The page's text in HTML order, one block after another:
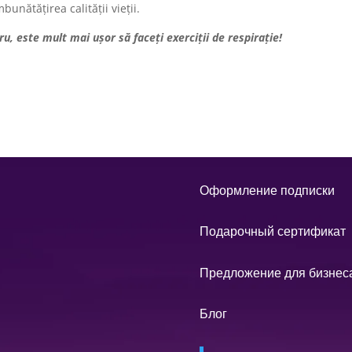
calității vieții.
este mult mai ușor să faceți exerciții de respirație!
Оформление подписки
Подарочный сертификат
Предложение для
Блог